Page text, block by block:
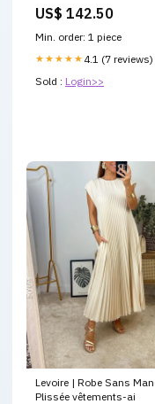
US$ 142.50
Min. order: 1 piece
★★★★★ 4.1 (7 reviews)
Sold : Login>>
Levoire | Robe Sans
Plissée vêtements-ai